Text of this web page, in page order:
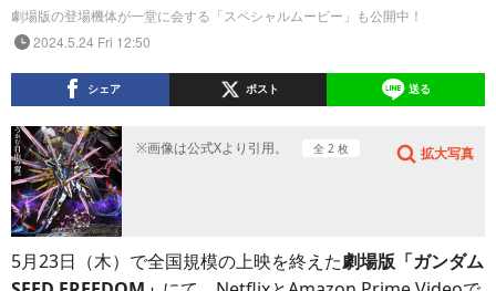
劇場版の登場機体が一堂に会する「スペシャルムービー」も公開中！
2024.5.24 Fri 12:50
シェア ポスト 送る
※画像は公式Xより引用。 全 2 枚 拡大写真
5月23日（木）で全国規模の上映を終えた劇場版「ガンダム